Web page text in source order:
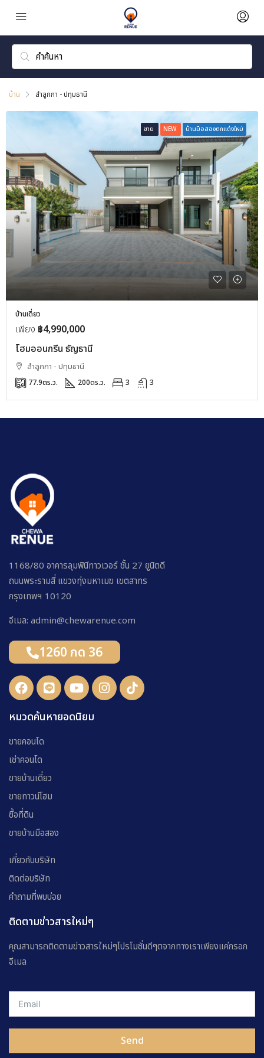
บ้าน ลำลูกกา - ปทุมธานี
ขาย NEW บ้านมือสองตกแต่งใหม่
บ้านเดี่ยว
เพียง ฿4,990,000
โฮมออนกรีน ธัญธานี
ลำลูกกา - ปทุมธานี
77.9ตร.ว. 200ตร.ว. 3 3
1168/80 อาคารลุมพินีทาวเวอร์ ชั้น 27 ยูนิตดี
ถนนพระรามสี่ แขวงทุ่งมหาเมฆ เขตสาทร
กรุงเทพฯ 10120
อีเมล: admin@chewarenue.com
1260 กด 36
หมวดค้นหายอดนิยม
ขายคอนโด
เช่าคอนโด
ขายบ้านเดี่ยว
ขายทาวน์โฮม
ซื้อที่ดิน
ขายบ้านมือสอง
เกี่ยวกับบริษัท
ติดต่อบริษัท
คำถามที่พบบ่อย
ติดตามข่าวสารใหม่ๆ
คุณสามารถติดตามข่าวสารใหม่ๆโปรโมชั่นดีๆตจากทางเราเพียงแค่กรอก
อีเมล
Send